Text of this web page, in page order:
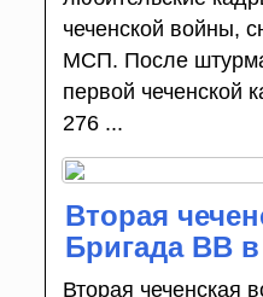
чеченской войны,
МСП. После
первой чеченской
276 ...
Вторая
Бригада ВВ
Вторая чеченская